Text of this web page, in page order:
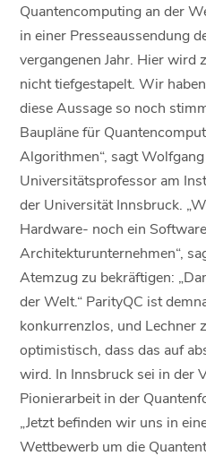
Quantencomputing an der
in einer Presseaussendung
vergangenen Jahr. Hier wird
nicht tiefgestapelt. Wir
diese Aussage so noch
Baupläne für
Algorithmen“, sagt
Universitätsprofessor am
der Universität Innsbruck.
Hardware- noch ein
Architekturunternehmen“,
Atemzug zu bekräftigen:
der Welt.“ ParityQC ist
konkurrenzlos, und Lechner
optimistisch, dass das auf
wird. In Innsbruck sei in der
Pionierarbeit in der
„Jetzt befinden wir uns in
Wettbewerb um die